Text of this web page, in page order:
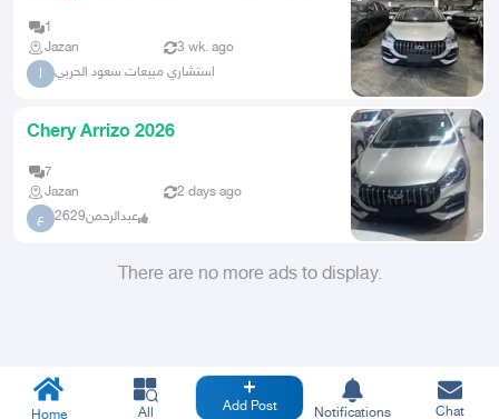
1
Jazan
3 wk. ago
ا استشاري مبيعات سعود الحربي
Chery Arrizo 2026
7
Jazan
2 days ago
ع عبدالرحمن2629
There are no more ads to display.
Home All Add Post Notifications Chat